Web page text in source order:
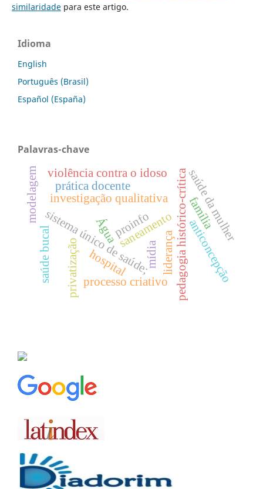
similaridadepara este artigo.
Idioma
English
Português (Brasil)
Español (España)
Palavras-chave
investigação qualitativa
saneamento
sistema único de saúde; pedagogia histórico-crítica
processo criativo
modelagem
privatização
Água
mídia
proinfo
prática docente
violência contra o idoso
anticoncepção
saúde da mulher
liderança
hospital
saúde bucal
família